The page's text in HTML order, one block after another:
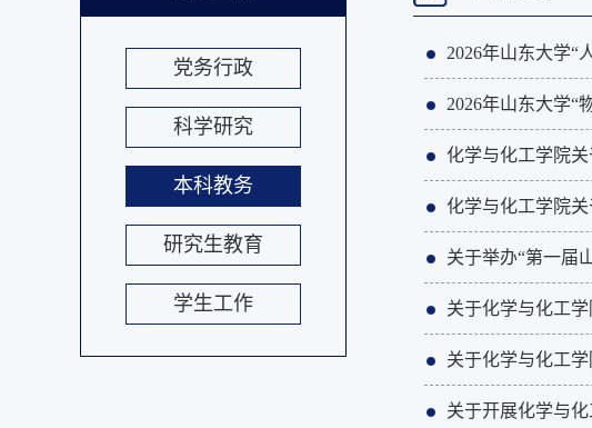
党务行政
科学研究
本科教务
研究生教育
学生工作
2026年山东大学“
2026年山东大学“
化学与化工学院
化学与化工学院
关于举办“第一届
关于化学与化工
关于化学与化工
关于开展化学与